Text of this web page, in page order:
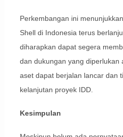
Perkembangan ini
Shell di Indonesia terus
diharapkan dapat segera
dan dukungan yang diperlukan
aset dapat berjalan lancar dan
kelanjutan proyek IDD.
Kesimpulan